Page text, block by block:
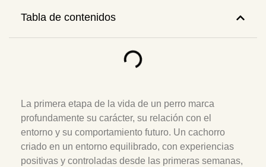
Tabla de contenidos
La primera etapa de la vida de un perro marca
profundamente su carácter, su relación con el
entorno y su comportamiento futuro. Un cachorro
criado en un entorno equilibrado, con experiencias
positivas y controladas desde las primeras semanas,